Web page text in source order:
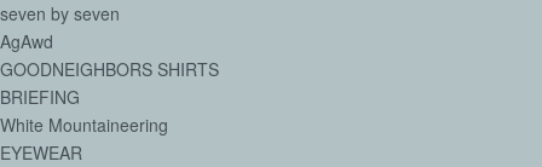
seven by seven
AgAwd
GOODNEIGHBORS SHIRTS
BRIEFING
White Mountaineering
EYEWEAR